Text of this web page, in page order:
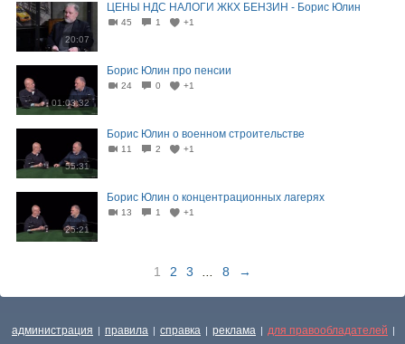
20:07
ЦЕНЫ НДС НАЛОГИ ЖКХ БЕНЗИН - Борис Юлин
45 1 +1
01:03:32
Борис Юлин про пенсии
24 0 +1
55:31
Борис Юлин о военном строительстве
11 2 +1
25:21
Борис Юлин о концентрационных лагерях
13 1 +1
1 2 3 8 →
администрация | правила | справка | реклама | для правообладателей |